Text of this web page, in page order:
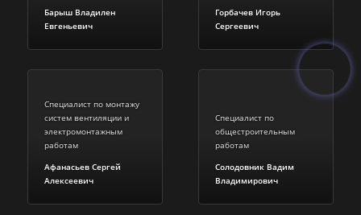
Барыш Владилен
Евгеньевич
Горбачев Игорь
Сергеевич
Специалист по монтажу
систем вентиляции и
электромонтажным
работам
Афанасьев Сергей
Алексеевич
Специалист по
общестроительным
работам
Солодовник Вадим
Владимирович